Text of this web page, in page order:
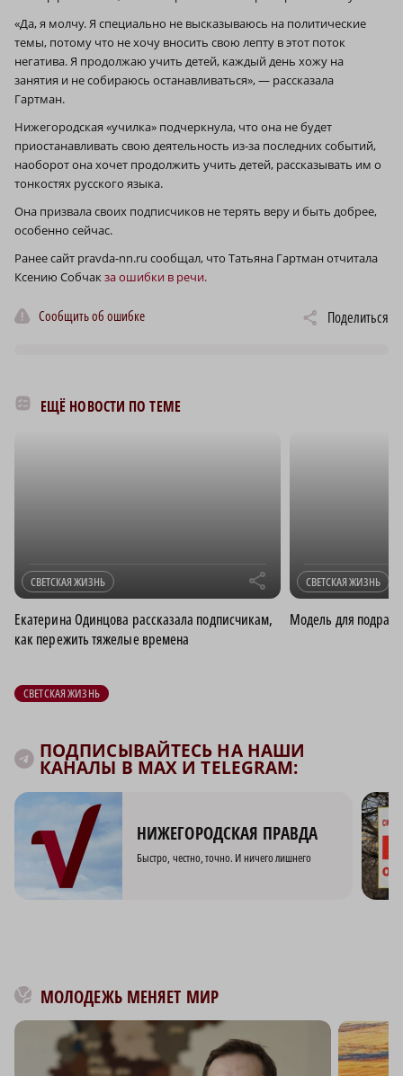
«Да, я молчу. Я специально не высказываюсь на политические
темы, потому что не хочу вносить свою лепту в этот поток
негатива. Я продолжаю учить детей, каждый день хожу на
занятия и не собираюсь останавливаться», — рассказала
Гартман.
Нижегородская «училка» подчеркнула, что она не будет
приостанавливать свою деятельность из-за последних событий,
наоборот она хочет продолжить учить детей, рассказывать им о
тонкостях русского языка.
Она призвала своих подписчиков не терять веру и быть добрее,
особенно сейчас.
Ранее сайт pravda-nn.ru сообщал, что Татьяна Гартман отчитала
Ксению Собчакза ошибки в речи.
Сообщить об ошибке Поделиться
ЕЩЁ НОВОСТИ ПО ТЕМЕ
СВЕТСКАЯ ЖИЗНЬ r
Екатерина Одинцова рассказала подписчикам,
как пережить тяжелые времена
СВЕТСКАЯ ЖИЗНЬ
Модель для
СВЕТСКАЯ ЖИЗНЬ
ПОДПИСЫВАЙТЕСЬ НА НАШИ
КАНАЛЫ В MAX И TELEGRAM:
НИЖЕГОРОДСКАЯ ПРАВДА
Быстро, честно, точно. И ничего лишнего
МОЛОДЕЖЬ МЕНЯЕТ МИР